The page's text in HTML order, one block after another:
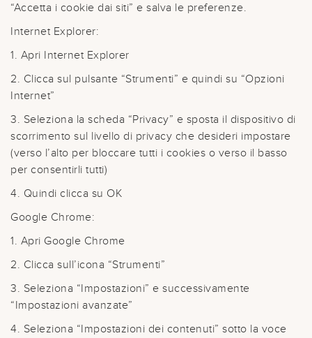
“Accetta i cookie dai siti” e salva le preferenze.
Internet Explorer:
1. Apri Internet Explorer
2. Clicca sul pulsante “Strumenti” e quindi su “Opzioni
Internet”
3. Seleziona la scheda “Privacy” e sposta il dispositivo di
scorrimento sul livello di privacy che desideri impostare
(verso l’alto per bloccare tutti i cookies o verso il basso
per consentirli tutti)
4. Quindi clicca su OK
Google Chrome:
1. Apri Google Chrome
2. Clicca sull’icona “Strumenti”
3. Seleziona “Impostazioni” e successivamente
“Impostazioni avanzate”
4. Seleziona “Impostazioni dei contenuti” sotto la voce